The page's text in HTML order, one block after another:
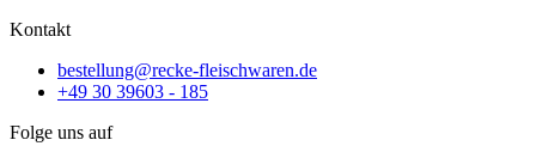
Kontakt
bestellung@recke-fleischwaren.de
+49 30 39603 - 185
Folge uns auf